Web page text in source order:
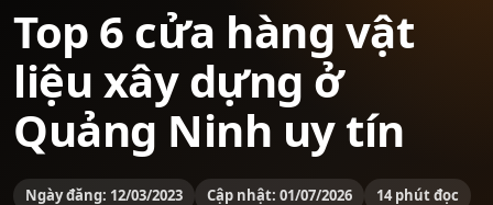
Top 6 cửa hàng vật
liệu xây dựng ở
Quảng Ninh uy tín
Ngày đăng: 12/03/2023 Cập nhật: 01/07/2026
14 phút đọc